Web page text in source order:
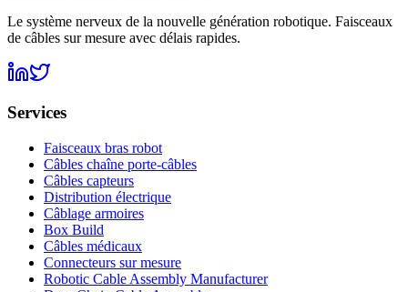
Le système nerveux de la nouvelle génération robotique. Faisceaux
de câbles sur mesure avec délais rapides.
Services
Faisceaux bras robot
Câbles chaîne porte-câbles
Câbles capteurs
Distribution électrique
Câblage armoires
Box Build
Câbles médicaux
Connecteurs sur mesure
Robotic Cable Assembly Manufacturer